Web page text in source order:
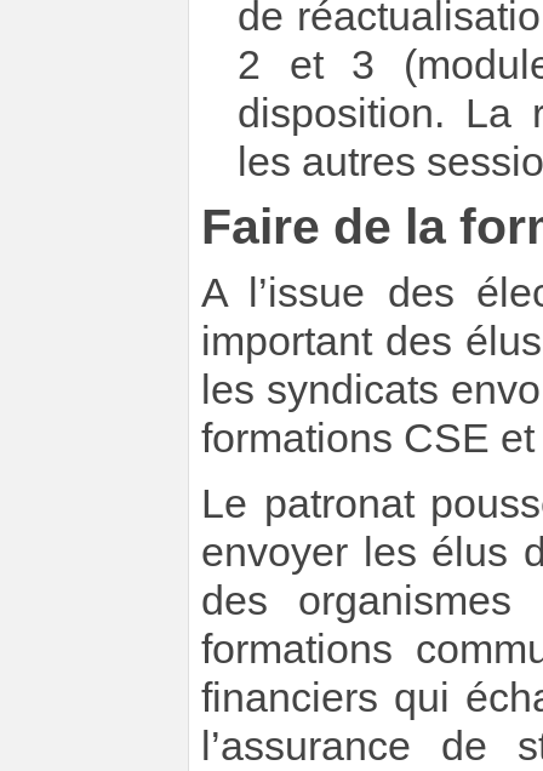
de
2 et 3
disposition. La
les autres
Faire de la
A l’issue des
important des
les syndicats
formations CSE
Le patronat
envoyer les élus
des
formations
financiers qui
l’assurance de